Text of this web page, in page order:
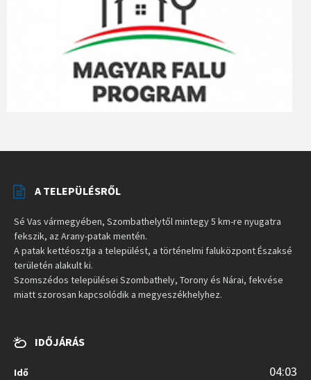
A TELEPÜLÉSRŐL
Sé Vas vármegyében, Szombathelytől mintegy 5 km-re nyugatra
fekszik, az Arany-patak mentén.
A patak kettéosztja a települést, a történelmi faluközpont Északsé
területén alakult ki.
Szomszédos települései Szombathely, Torony és Nárai, fekvése
miatt szorosan kapcsolódik a megyeszékhelyhez.
IDŐJÁRÁS
Idő 04:03